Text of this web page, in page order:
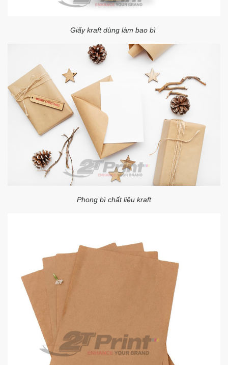
Giấy kraft dùng làm bao bì
Phong bì chất liệu kraft